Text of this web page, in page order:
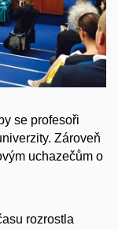
se profesoři
Zároveň
uchazečům o
rozrostla